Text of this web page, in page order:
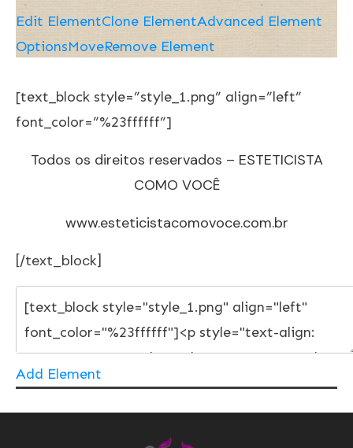
Edit ElementClone ElementAdvanced Element
OptionsMoveRemove Element
[text_block style=”style_1.png” align=”left”
font_color=”%23ffffff”]
Todos os direitos reservados – ESTETICISTA
COMO VOCÊ
www.esteticistacomovoce.com.br
[/text_block]
Add Element